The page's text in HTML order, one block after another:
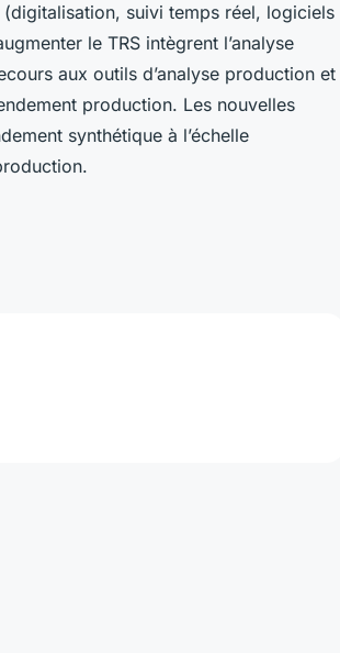
suivi temps réel, logiciels
le TRS intègrent l’analyse
aux outils d’analyse production et
production. Les nouvelles
synthétique à l’échelle